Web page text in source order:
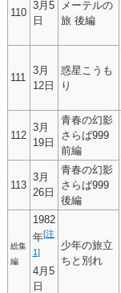
110
3月5
日
メーテルの
旅 後編
111
3月
12日
惑星こうも
り
112
3月
19日
青春の幻影
さらば999
前編
113
3月
26日
青春の幻影
さらば999
後編
総集
編
1982
年[注
1]
4月5
日
少年の旅立
ちと別れ